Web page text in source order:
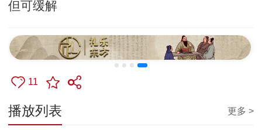
但可缓解
11
播放列表 更多 >